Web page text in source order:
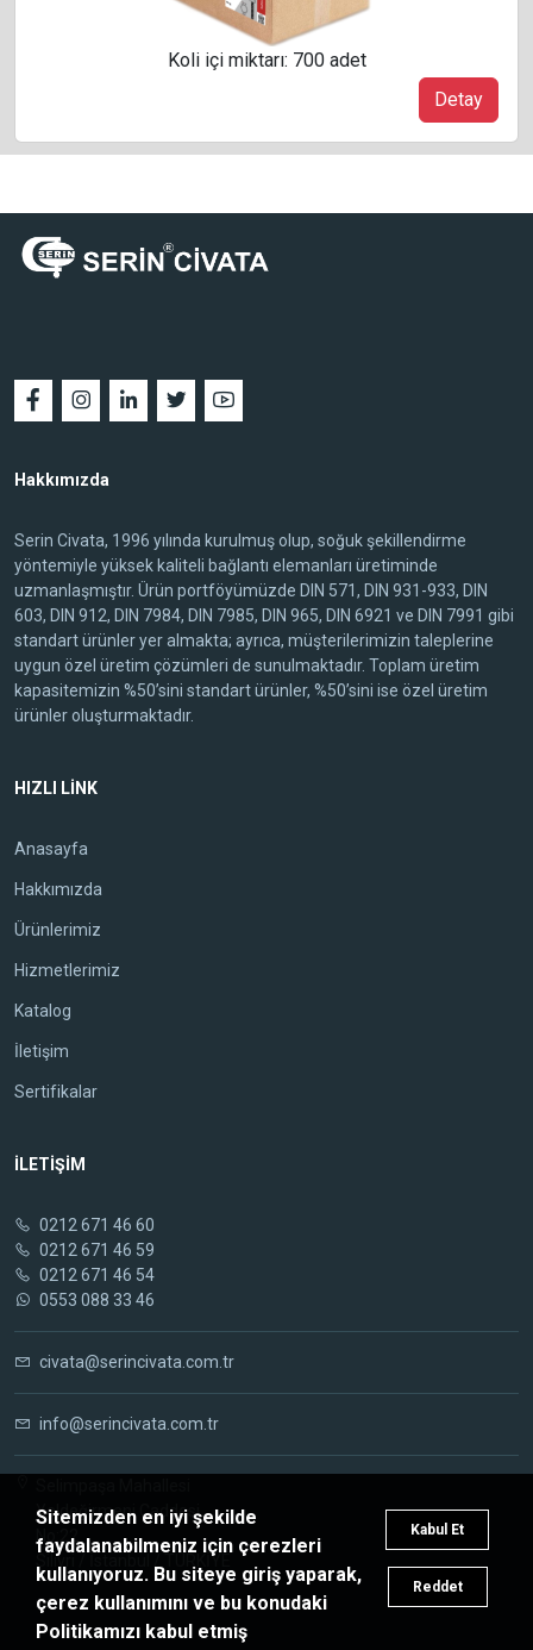
Detay
Koli içi miktarı: 700 adet
Hakkımızda
Serin Civata, 1996 yılında kurulmuş olup, soğuk şekillendirme
yöntemiyle yüksek kaliteli bağlantı elemanları üretiminde
uzmanlaşmıştır. Ürün portföyümüzde DIN 571, DIN 931-933, DIN
603, DIN 912, DIN 7984, DIN 7985, DIN 965, DIN 6921 ve DIN 7991 gibi
standart ürünler yer almakta; ayrıca, müşterilerimizin taleplerine
uygun özel üretim çözümleri de sunulmaktadır. Toplam üretim
kapasitemizin %50’sini standart ürünler, %50’sini ise özel üretim
ürünler oluşturmaktadır.
HIZLI LİNK
Anasayfa
Hakkımızda
Ürünlerimiz
Hizmetlerimiz
Katalog
İletişim
Sertifikalar
İLETİŞİM
0212 671 46 60
0212 671 46 59
0212 671 46 54
0553 088 33 46
civata@serincivata.com.tr
info@serincivata.com.tr
Yeldeğirmeni Caddesi
No:22
Silivri / İstanbul / TÜRKİYE
Sitemizden en iyi şekilde
faydalanabilmeniz için çerezleri
kullanıyoruz. Bu siteye giriş yaparak,
çerez kullanımını ve bu konudaki
Politikamızı kabul etmiş
Kabul Et
Reddet